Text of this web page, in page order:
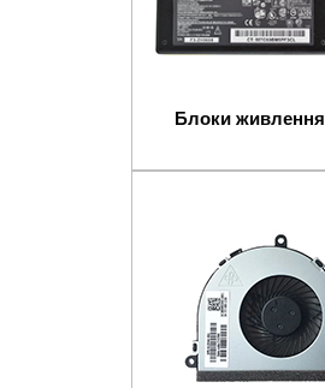
Блоки живлення